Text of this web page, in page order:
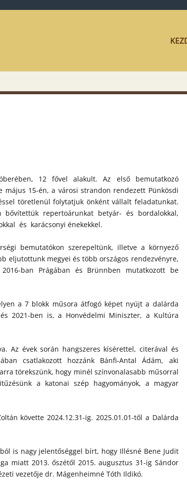
12 fővel alakult. Az első bemutatkozó
15-én, a városi strandon rendezett Pünkösdi
töretlenül folytatjuk önként vállalt feladatunkat.
bővítettük repertoárunkat betyár- és bordalokkal,
és karácsonyi énekekkel.
bemutatókon szerepeltünk, illetve a környező
eljutottunk megyei és több országos rendezvényre,
ban Prágában és Brünnben mutatkozott be
a 7 blokk műsora átfogó képet nyújt a dalárda
2021-ben is, a Honvédelmi Miniszter, a Kultúra
Az évek során hangszeres kísérettel, citerával és
csatlakozott hozzánk Bánfi-Antal Ádám, aki
törekszünk, hogy minél színvonalasabb műsorral
a katonai szép hagyományok, a magyar
követte 2024.12.31-ig. 2025.01.01-től a Dalárda
is nagy jelentőséggel bírt, hogy Illésné Bene Judit
miatt 2013. őszétől 2015. augusztus 31-ig Sándor
vezetője dr. Mágenheimné Tóth Ildikó.